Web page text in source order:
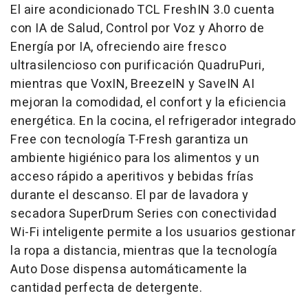
El aire acondicionado TCL FreshIN 3.0 cuenta
con IA de Salud, Control por Voz y Ahorro de
Energía por IA, ofreciendo aire fresco
ultrasilencioso con purificación QuadruPuri,
mientras que VoxIN, BreezeIN y SaveIN AI
mejoran la comodidad, el confort y la eficiencia
energética. En la cocina, el refrigerador integrado
Free con tecnología T-Fresh garantiza un
ambiente higiénico para los alimentos y un
acceso rápido a aperitivos y bebidas frías
durante el descanso. El par de lavadora y
secadora SuperDrum Series con conectividad
Wi-Fi inteligente permite a los usuarios gestionar
la ropa a distancia, mientras que la tecnología
Auto Dose dispensa automáticamente la
cantidad perfecta de detergente.